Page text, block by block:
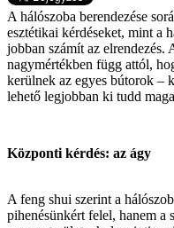
A hálószoba berendezése
esztétikai kérdéseket, mint a
jobban számít az elrendezés.
nagymértékben függ attól,
kerülnek az egyes bútorok –
lehető legjobban ki tudd
Központi kérdés: az ágy
A feng shui szerint a
pihenésünkért felel, hanem a